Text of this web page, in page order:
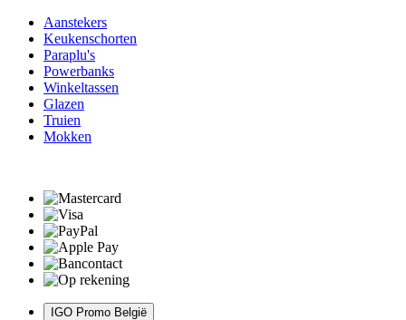
Aanstekers
Keukenschorten
Paraplu's
Powerbanks
Winkeltassen
Glazen
Truien
Mokken
IGO Promo België